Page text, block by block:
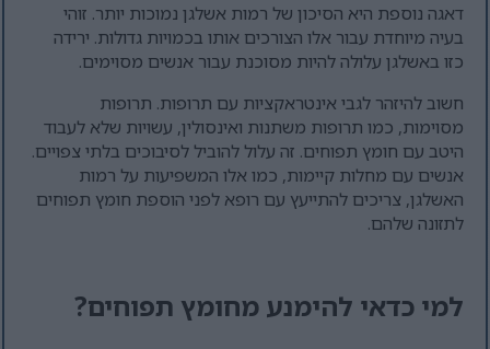
דאגה נוספת היא הסיכון של רמות אשלגן נמוכות יותר. זוהי
בעיה מיוחדת עבור אלו הצורכים אותו בכמויות גדולות. ירידה
כזו באשלגן עלולה להיות מסוכנת עבור אנשים מסוימים.
חשוב להיזהר לגבי אינטראקציות עם תרופות. תרופות
מסוימות, כמו תרופות משתנות ואינסולין, עשויות שלא לעבוד
היטב עם חומץ תפוחים. זה עלול להוביל לסיבוכים בלתי צפויים.
אנשים עם מחלות קיימות, כמו אלו המשפיעות על רמות
האשלגן, צריכים להתייעץ עם רופא לפני הוספת חומץ תפוחים
לתזונה שלהם.
למי כדאי להימנע מחומץ תפוחים?